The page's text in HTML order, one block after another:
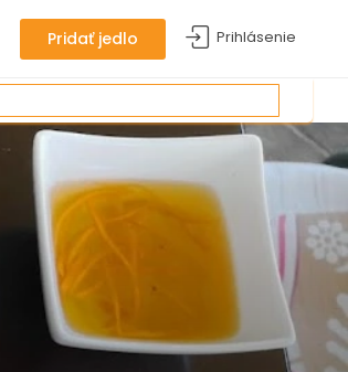
Prihlásenie
Pridať jedlo